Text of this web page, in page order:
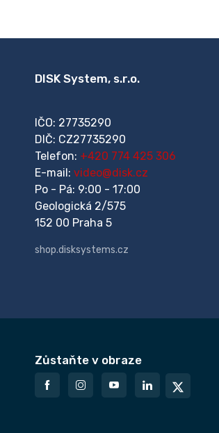
DISK System, s.r.o.
IČO: 27735290
DIČ: CZ27735290
Telefon: +420 774 425 306
E-mail: video@disk.cz
Po - Pá: 9:00 - 17:00
Geologická 2/575
152 00 Praha 5
shop.disksystems.cz
Zůstaňte v obraze